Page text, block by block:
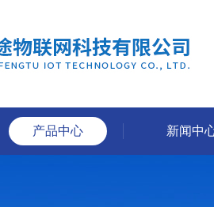
产品中心 新闻中